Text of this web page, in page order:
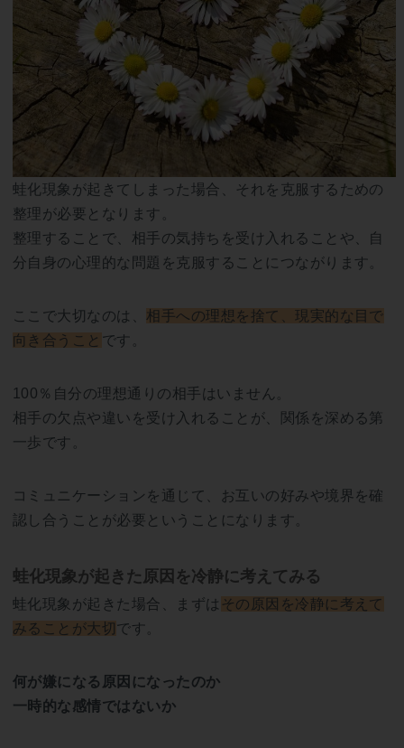
蛙化現象が起きてしまった場合、それを克服するための
整理が必要となります。
整理することで、相手の気持ちを受け入れることや、自
分自身の心理的な問題を克服することにつながります。
ここで大切なのは、 相手への理想を捨て、現実的な目で
向き合うこと です。
100％自分の理想通りの相手はいません。
相手の欠点や違いを受け入れることが、関係を深める第
一歩です。
コミュニケーションを通じて、お互いの好みや境界を確
認し合うことが必要ということになります。
蛙化現象が起きた原因を冷静に考えてみる
蛙化現象が起きた場合、まずは その原因を冷静に考えて
みることが大切 です。
何が嫌になる原因になったのか
一時的な感情ではないか